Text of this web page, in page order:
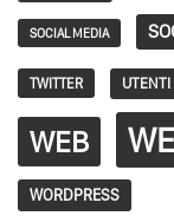
SOCIAL MEDIA
TWITTER UTENTI
WEB
WORDPRESS